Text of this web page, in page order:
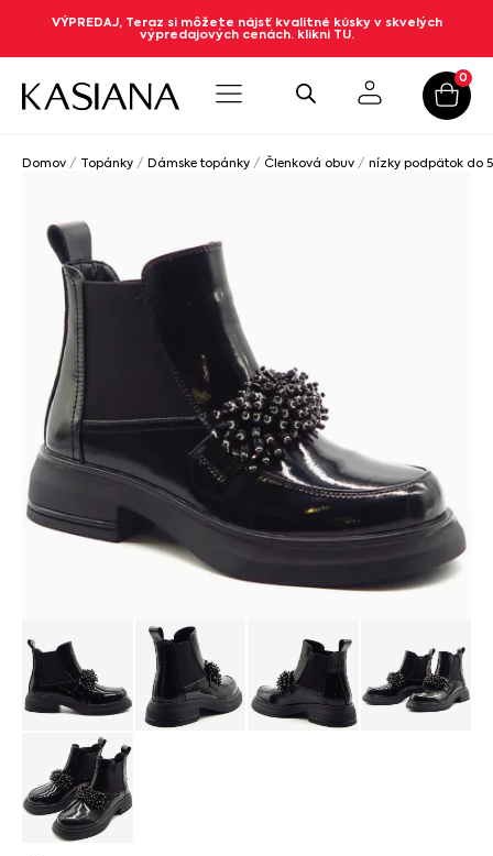
VÝPREDAJ, Teraz si môžete nájsť kvalitné kúsky v skvelých
výpredajových cenách. klikni TU.
0
Domov / Topánky / Dámske topánky / Členková obuv / nízky podpätok do